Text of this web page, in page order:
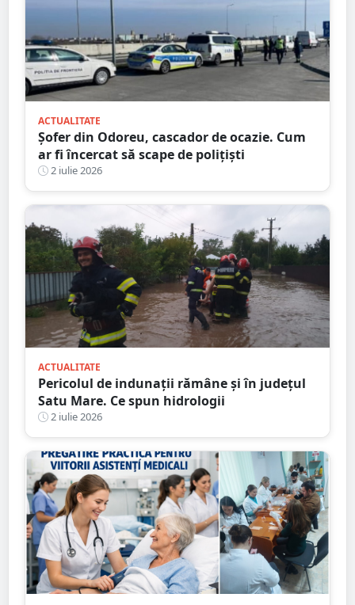
ACTUALITATE
Șofer din Odoreu, cascador de ocazie. Cum
ar fi încercat să scape de polițiști
2 iulie 2026
ACTUALITATE
Pericolul de indunații rămâne și în județul
Satu Mare. Ce spun hidrologii
2 iulie 2026